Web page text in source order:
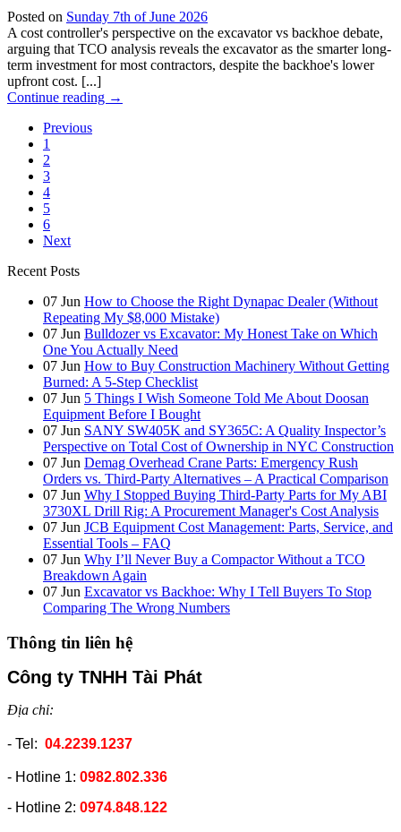
Posted on Sunday 7th of June 2026
A cost controller's perspective on the excavator vs backhoe debate,
arguing that TCO analysis reveals the excavator as the smarter long-
term investment for most contractors, despite the backhoe's lower
upfront cost. [...]
Continue reading →
Previous
1
2
3
4
5
6
Next
Recent Posts
07 Jun How to Choose the Right Dynapac Dealer (Without
Repeating My $8,000 Mistake)
07 Jun Bulldozer vs Excavator: My Honest Take on Which
One You Actually Need
07 Jun How to Buy Construction Machinery Without Getting
Burned: A 5-Step Checklist
07 Jun 5 Things I Wish Someone Told Me About Doosan
Equipment Before I Bought
07 Jun SANY SW405K and SY365C: A Quality Inspector’s
Perspective on Total Cost of Ownership in NYC Construction
07 Jun Demag Overhead Crane Parts: Emergency Rush
Orders vs. Third-Party Alternatives – A Practical Comparison
07 Jun Why I Stopped Buying Third-Party Parts for My ABI
3730XL Drill Rig: A Procurement Manager's Cost Analysis
07 Jun JCB Equipment Cost Management: Parts, Service, and
Essential Tools – FAQ
07 Jun Why I’ll Never Buy a Compactor Without a TCO
Breakdown Again
07 Jun Excavator vs Backhoe: Why I Tell Buyers To Stop
Comparing The Wrong Numbers
Thông tin liên hệ
Công ty TNHH Tài Phát
Địa chỉ:
- Tel: 04.2239.1237
- Hotline 1: 0982.802.336
- Hotline 2: 0974.848.122